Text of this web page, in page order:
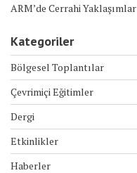
ARM’de Cerrahi Yaklaşımlar
Kategoriler
Bölgesel Toplantılar
Çevrimiçi Eğitimler
Dergi
Etkinlikler
Haberler